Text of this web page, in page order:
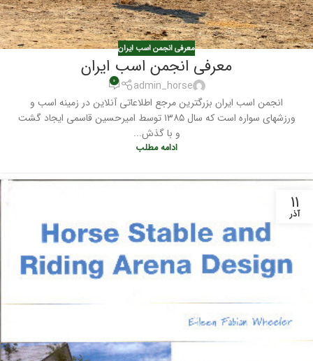
معرفی انجمن اسب ایران
معرفی انجمن اسب ایران
admin_horse ۰
انجمن اسب ایران بزرگترین مرجع اطلاعاتی آنلاین در زمینه اسب و
ورزشهای سواره است که سال ۱۳۸۵ توسط امیرحسین قاسمی ایجاد گشت
و با گذش...
ادامه مطلب
۱۱
آذر